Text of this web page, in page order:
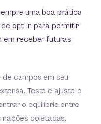
uma boa prática
opt-in para permitir
em receber futuras
de campos em seu
Teste e ajuste-o
o equilíbrio entre
coletadas.